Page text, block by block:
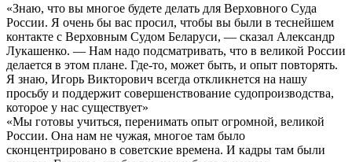
«Знаю, что вы многое будете делать для Верховного Суда
России. Я очень бы вас просил, чтобы вы были в теснейшем
контакте с Верховным Судом Беларуси, — сказал Александр
Лукашенко. — Нам надо подсматривать, что в великой России
делается в этом плане. Где-то, может быть, и опыт повторять.
Я знаю, Игорь Викторович всегда откликнется на нашу
просьбу и поддержит совершенствование судопроизводства,
которое у нас существует»
«Мы готовы учиться, перенимать опыт огромной, великой
России. Она нам не чужая, многое там было
сконцентрировано в советские времена. И кадры там были